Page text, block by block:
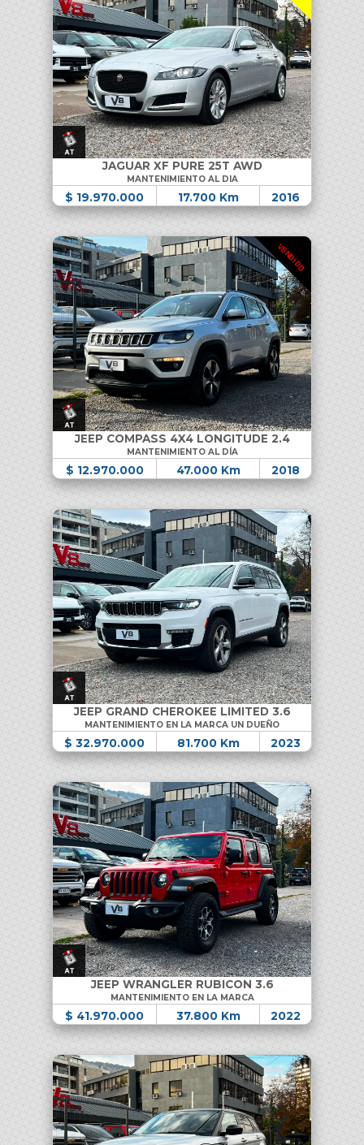
JAGUAR XF PURE 25T AWD
MANTENIMIENTO AL DIA
$ 19.970.000 17.700 Km 2016
VENDIDO
JEEP COMPASS 4X4 LONGITUDE 2.4
MANTENIMIENTO AL DÍA
$ 12.970.000 47.000 Km 2018
JEEP GRAND CHEROKEE LIMITED 3.6
MANTENIMIENTO EN LA MARCA UN DUEÑO
$ 32.970.000 81.700 Km 2023
JEEP WRANGLER RUBICON 3.6
MANTENIMIENTO EN LA MARCA
$ 41.970.000 37.800 Km 2022